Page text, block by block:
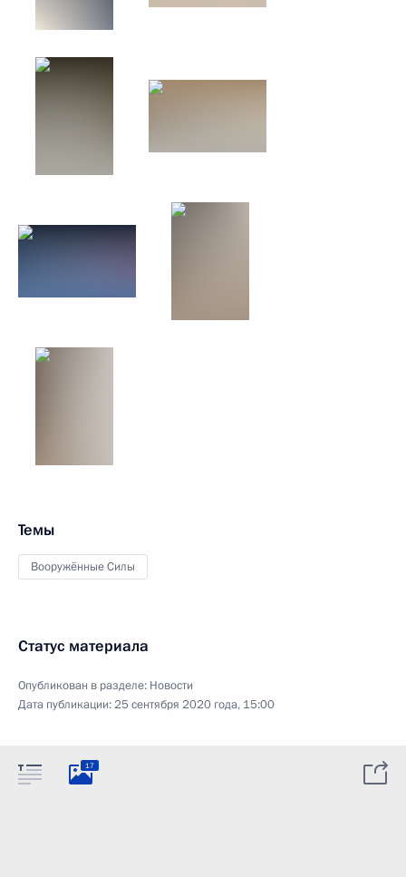
Темы
Вооружённые Силы
Статус материала
Опубликован в разделе: Новости
Дата публикации:25 сентября 2020 года, 15:00
17